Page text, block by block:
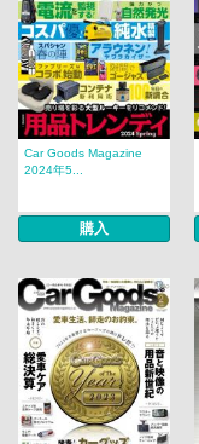
Car Goods Magazine
2024年5...
購入